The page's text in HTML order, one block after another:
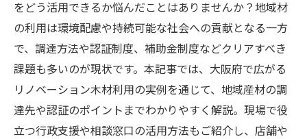
をどう活用できるか悩んだことはありませんか？地域材
の利用は環境配慮や持続可能な社会への貢献となる一方
で、調達方法や認証制度、補助金制度などクリアすべき
課題も多いのが現状です。本記事では、大阪府で広がる
リノベーション木材利用の実例を通じて、地域産材の調
達先や認証のポイントまでわかりやすく解説。現場で役
立つ行政支援や相談窓口の活用方法もご紹介し、店舗や